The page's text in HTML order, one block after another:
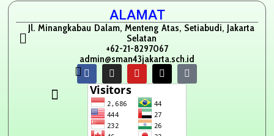
ALAMAT
Jl. Minangkabau Dalam, Menteng Atas, Setiabudi, Jakarta
Selatan
+62-21-8297067
admin@sman43jakarta.sch.id